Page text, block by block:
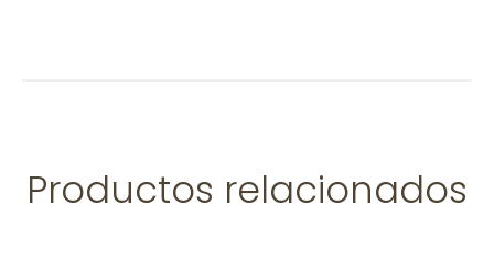
Productos relacionados